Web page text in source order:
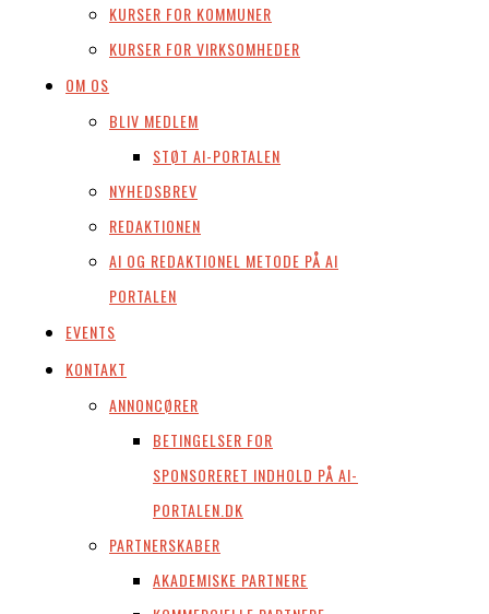
KURSER FOR KOMMUNER
KURSER FOR VIRKSOMHEDER
OM OS
BLIV MEDLEM
STØT AI-PORTALEN
NYHEDSBREV
REDAKTIONEN
AI OG REDAKTIONEL METODE PÅ AI
PORTALEN
EVENTS
KONTAKT
ANNONCØRER
BETINGELSER FOR
SPONSORERET INDHOLD PÅ AI-
PORTALEN.DK
PARTNERSKABER
AKADEMISKE PARTNERE